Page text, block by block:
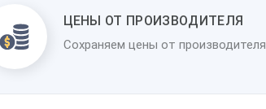
ЦЕНЫ ОТ ПРОИЗВОДИТЕЛЯ
Сохраняем цены от производителя